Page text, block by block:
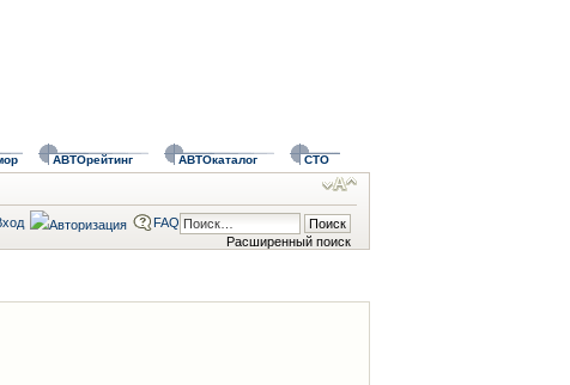
АВТОрейтинг АВТОкаталог СТО
Расширенный поиск
FAQ